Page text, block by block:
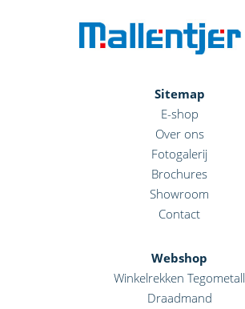
Sitemap
E-shop
Over ons
Fotogalerij
Brochures
Showroom
Contact
Webshop
Winkelrekken Tegometall
Draadmand